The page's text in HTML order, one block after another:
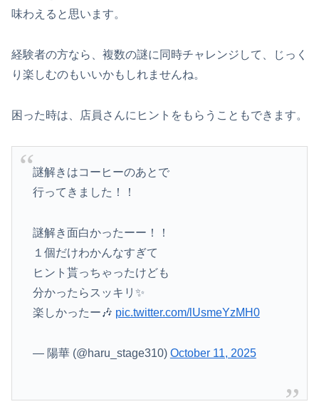
味わえると思います。
経験者の方なら、複数の謎に同時チャレンジして、じっく
り楽しむのもいいかもしれませんね。
困った時は、店員さんにヒントをもらうこともできます。
謎解きはコーヒーのあとで
行ってきました！！
謎解き面白かったーー！！
１個だけわかんなすぎて
ヒント貰っちゃったけども
分かったらスッキリ✨
楽しかったー🎶 pic.twitter.com/lUsmeYzMH0
— 陽華 (@haru_stage310) October 11, 2025